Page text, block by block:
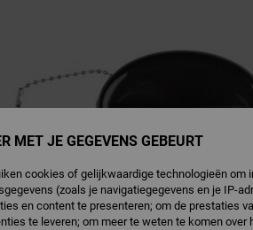
MET JE GEGEVENS GEBEURT
cookies of gelijkwaardige technologieën
(zoals je navigatiegegevens en je IP-
en content te presenteren; om de prestaties
te leveren; om meer te weten te komen